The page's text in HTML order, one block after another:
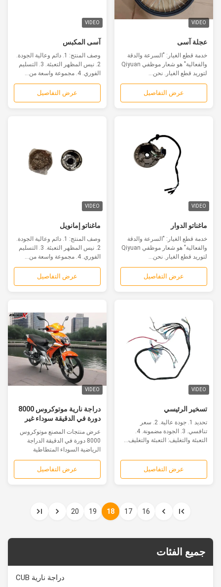
VIDEO
عجلة آسى
خدمة قطع الغيار: "السرعة والدقة
والفعالية" هو شعار موظفي Qiyuan
لتوريد قطع الغيار. نحن...
عرض التفاصيل
VIDEO
آسى المكبس
وصف المنتج: 1. دائم وعالية الجودة.
2. نيس المظهر التعبئة. 3. التسليم
الفوري. 4. مجموعة واسعة من...
عرض التفاصيل
VIDEO
ماغناتو الدوار
خدمة قطع الغيار: "السرعة والدقة
والفعالية" هو شعار موظفي Qiyuan
لتوريد قطع الغيار. نحن...
عرض التفاصيل
VIDEO
ماغناتو إمانويل
وصف المنتج: 1. دائم وعالية الجودة.
2. نيس المظهر التعبئة. 3. التسليم
الفوري. 4. مجموعة واسعة من...
عرض التفاصيل
VIDEO
تسخير الرئيسي
تحديد 1. جودة عالية. 2. سعر
تنافسي. 3. الجودة مضمونة. 4.
التعبئة والتغليف: التعبئة والتغليف...
عرض التفاصيل
VIDEO
دراجة نارية موتوكروس 8000
دورة في الدقيقة سوداء غير
لامعة رياضية تعمل بالبنزين
رف خلفي للدراجة الهوائية
110cc
عرض منتجات المصنع موتوكروس
8000 دورة في الدقيقة الدراجة
الرياضية السوداء المتطاطية
الدراجة...
عرض التفاصيل
16
17
18
19
20
جميع الفئات
دراجة نارية CUB